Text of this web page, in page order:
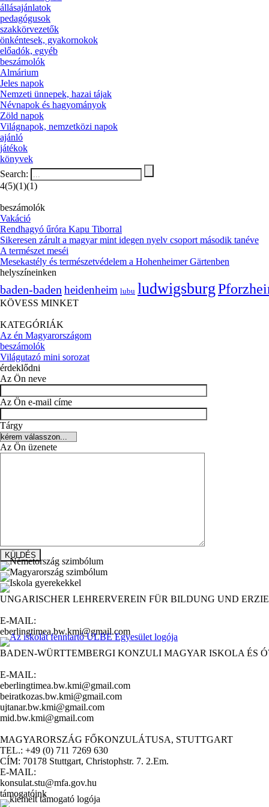
állásajánlatok
pedagógusok
szakkörvezetők
önkéntesek, gyakornokok
előadók, egyéb
beszámolók
Almárium
Jeles napok
Nemzeti ünnepek, hazai tájak
Névnapok és hagyományok
Zöld napok
Világnapok, nemzetközi napok
ajánló
játékok
könyvek
Search:
4(5)(1)(1)
beszámolók
Vakáció
Rendhagyó űróra Kapu Tiborral
Sikeresen zárult a magyar mint idegen nyelv csoport második tanéve
A természet meséi
Mesekastély és természetvédelem a Hohenheimer Gärtenben
helyszíneinken
baden-baden heidenheim lubu ludwigsburg
KÖVESS MINKET
KATEGÓRIÁK
Az én Magyarországom
beszámolók
Világutazó mini sorozat
érdeklődni
Az Ön neve
Az Ön e-mail címe
Tárgy
Az Ön üzenete
UNGARISCHER LEHRERVEREIN FÜR BILDUNG UND
E-MAIL:
eberlingtimea.bw.kmi@gmail.com
BADEN-WÜRTTEMBERGI KONZULI MAGYAR ISKOLA ÉS
E-MAIL:
eberlingtimea.bw.kmi@gmail.com
beiratkozas.bw.kmi@gmail.com
ujtanar.bw.kmi@gmail.com
mid.bw.kmi@gmail.com
MAGYARORSZÁG FŐKONZULÁTUSA, STUTTGART
TEL.: +49 (0) 711 7269 630
CÍM: 70178 Stuttgart, Christophstr. 7. 2.Em.
E-MAIL:
konsulat.stu@mfa.gov.hu
támogatóink